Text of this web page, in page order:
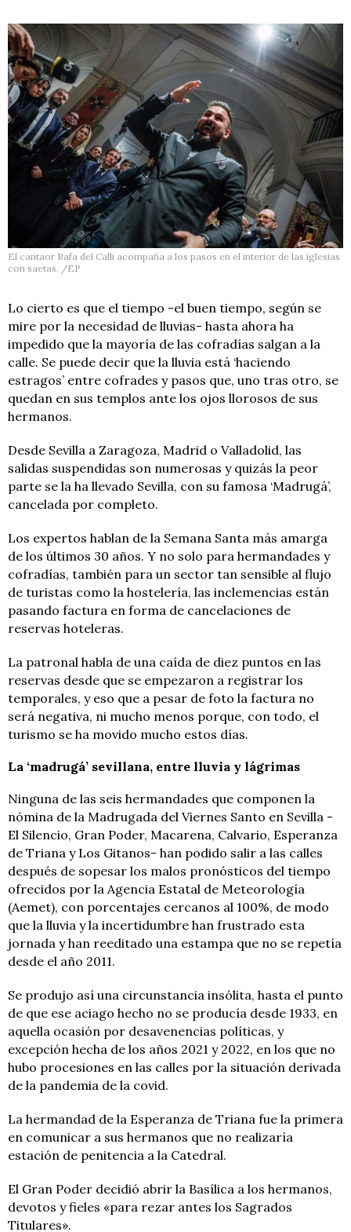
El cantaor Rafa del Calli acompaña a los pasos en el interior de las iglesias
con saetas. /EP
Lo cierto es que el tiempo -el buen tiempo, según se
mire por la necesidad de lluvias- hasta ahora ha
impedido que la mayoría de las cofradías salgan a la
calle. Se puede decir que la lluvia está ‘haciendo
estragos’ entre cofrades y pasos que, uno tras otro, se
quedan en sus templos ante los ojos llorosos de sus
hermanos.
Desde Sevilla a Zaragoza, Madrid o Valladolid, las
salidas suspendidas son numerosas y quizás la peor
parte se la ha llevado Sevilla, con su famosa ‘Madrugá’,
cancelada por completo.
Los expertos hablan de la Semana Santa más amarga
de los últimos 30 años. Y no solo para hermandades y
cofradías, también para un sector tan sensible al flujo
de turistas como la hostelería, las inclemencias están
pasando factura en forma de cancelaciones de
reservas hoteleras.
La patronal habla de una caída de diez puntos en las
reservas desde que se empezaron a registrar los
temporales, y eso que a pesar de foto la factura no
será negativa, ni mucho menos porque, con todo, el
turismo se ha movido mucho estos días.
La ‘madrugá’ sevillana, entre lluvia y lágrimas
Ninguna de las seis hermandades que componen la
nómina de la Madrugada del Viernes Santo en Sevilla -
El Silencio, Gran Poder, Macarena, Calvario, Esperanza
de Triana y Los Gitanos- han podido salir a las calles
después de sopesar los malos pronósticos del tiempo
ofrecidos por la Agencia Estatal de Meteorología
(Aemet), con porcentajes cercanos al 100%, de modo
que la lluvia y la incertidumbre han frustrado esta
jornada y han reeditado una estampa que no se repetía
desde el año 2011.
Se produjo así una circunstancia insólita, hasta el punto
de que ese aciago hecho no se producía desde 1933, en
aquella ocasión por desavenencias políticas, y
excepción hecha de los años 2021 y 2022, en los que no
hubo procesiones en las calles por la situación derivada
de la pandemia de la covid.
La hermandad de la Esperanza de Triana fue la primera
en comunicar a sus hermanos que no realizaría
estación de penitencia a la Catedral.
El Gran Poder decidió abrir la Basílica a los hermanos,
devotos y fieles «para rezar antes los Sagrados
Titulares».